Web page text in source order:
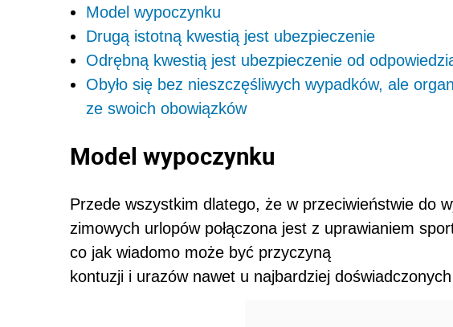
Model wypoczynku
Drugą istotną kwestią jest ubezpieczenie
Odrębną kwestią jest ubezpieczenie od
Obyło się bez nieszczęśliwych wypadków, ale
ze swoich obowiązków
Model wypoczynku
Przede wszystkim dlatego, że w przeciwieństwie do
zimowych urlopów połączona jest z uprawianiem
co jak wiadomo może być przyczyną
kontuzji i urazów nawet u najbardziej